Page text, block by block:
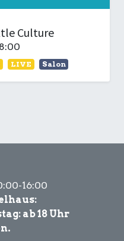
Culture
LIVE Salon
16:00
ab 18 Uhr